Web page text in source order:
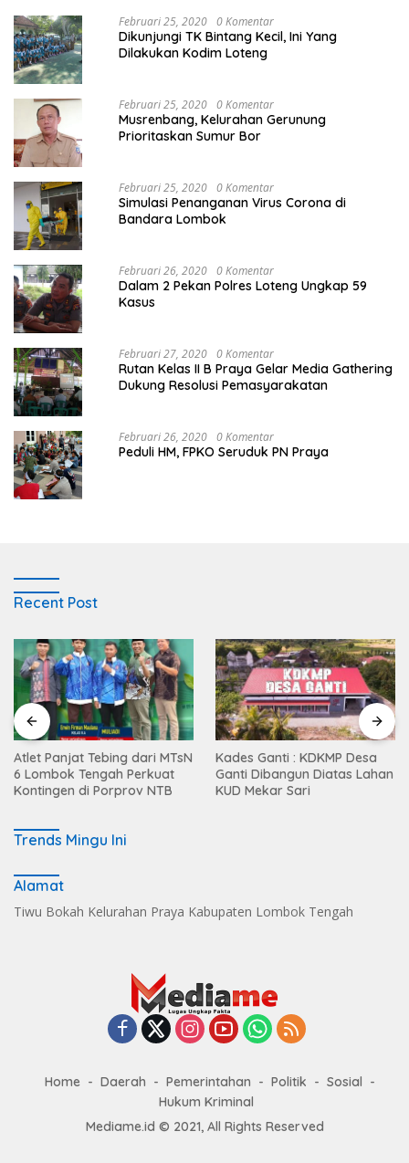
Februari 25, 2020 0 Komentar
Dikunjungi TK Bintang Kecil, Ini Yang
Dilakukan Kodim Loteng
Februari 25, 2020 0 Komentar
Musrenbang, Kelurahan Gerunung
Prioritaskan Sumur Bor
Februari 25, 2020 0 Komentar
Simulasi Penanganan Virus Corona di
Bandara Lombok
Februari 26, 2020 0 Komentar
Dalam 2 Pekan Polres Loteng Ungkap 59
Kasus
Februari 27, 2020 0 Komentar
Rutan Kelas II B Praya Gelar Media Gathering
Dukung Resolusi Pemasyarakatan
Februari 26, 2020 0 Komentar
Peduli HM, FPKO Seruduk PN Praya
Recent Post
Atlet Panjat Tebing dari MTsN
6 Lombok Tengah Perkuat
Kontingen di Porprov NTB
Kades Ganti : KDKMP Desa
Ganti Dibangun Diatas Lahan
KUD Mekar Sari
Trends Mingu Ini
Alamat
Tiwu Bokah Kelurahan Praya Kabupaten Lombok Tengah
Home Daerah Pemerintahan Politik
Sosial
Hukum Kriminal
Mediame.id © 2021, All Rights Reserved